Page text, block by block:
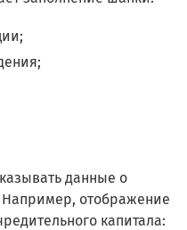
данные о
Например, отображение
капитала: